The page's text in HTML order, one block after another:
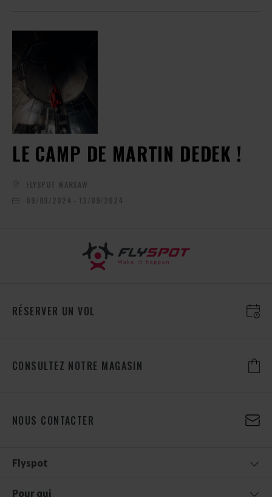
LE CAMP DE MARTIN DEDEK !
FLYSPOT WARSAW
09/09/2024 - 13/09/2024
RÉSERVER UN VOL
CONSULTEZ NOTRE MAGASIN
NOUS CONTACTER
Flyspot
Pour qui